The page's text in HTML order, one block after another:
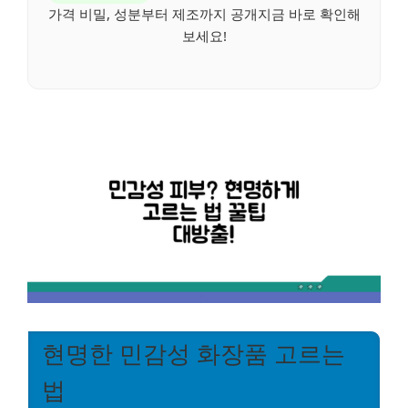
가격 비밀, 성분부터 제조까지 공개지금 바로 확인해
보세요!
현명한 민감성 화장품 고르는
법